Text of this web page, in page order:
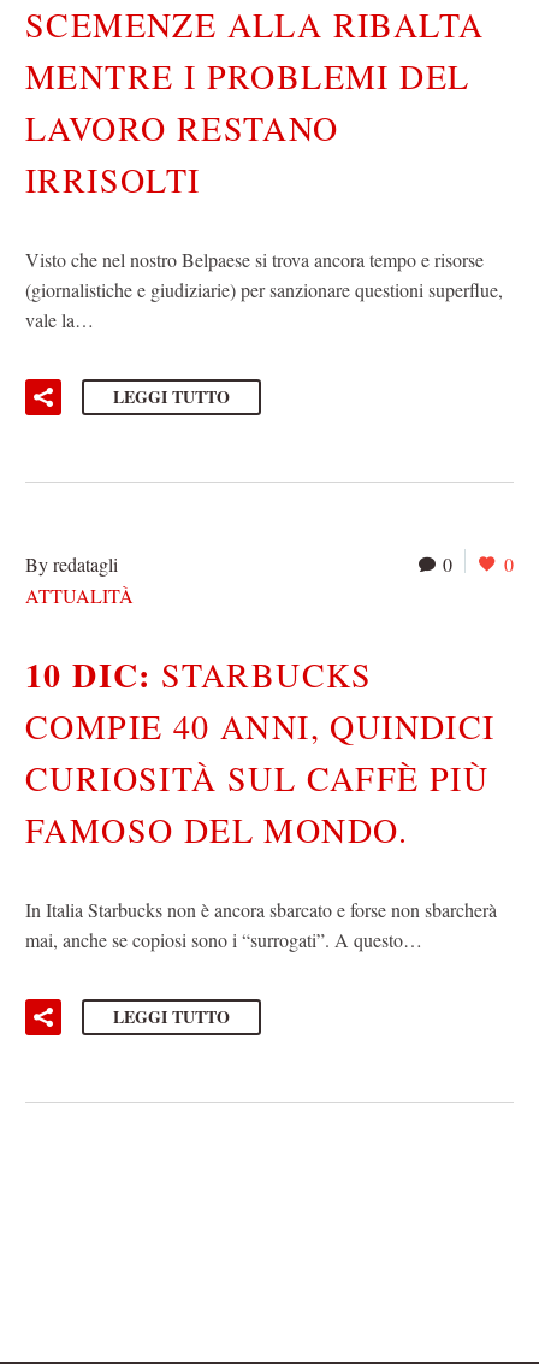
SCEMENZE ALLA RIBALTA
MENTRE I PROBLEMI DEL
LAVORO RESTANO
IRRISOLTI
Visto che nel nostro Belpaese si trova ancora tempo e risorse
(giornalistiche e giudiziarie) per sanzionare questioni superflue,
vale la…
LEGGI TUTTO
0 0
By redatagli
ATTUALITÀ
10 DIC: STARBUCKS
COMPIE 40 ANNI, QUINDICI
CURIOSITÀ SUL CAFFÈ PIÙ
FAMOSO DEL MONDO.
In Italia Starbucks non è ancora sbarcato e forse non sbarcherà
mai, anche se copiosi sono i “surrogati”. A questo…
LEGGI TUTTO